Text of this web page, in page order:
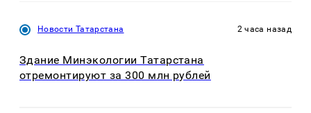
Новости Татарстана 2 часа назад
Здание Минэкологии Татарстана
отремонтируют за 300 млн рублей